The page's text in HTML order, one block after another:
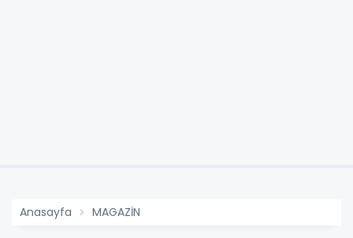
Anasayfa MAGAZİN